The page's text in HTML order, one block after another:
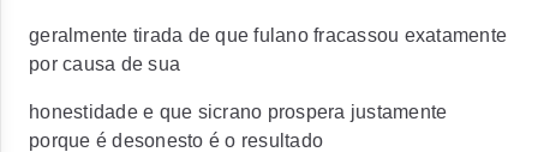
geralmente tirada de que fulano fracassou exatamente
por causa de sua
honestidade e que sicrano prospera justamente
porque é desonesto é o resultado